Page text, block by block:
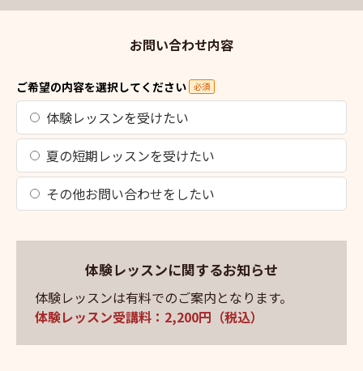
お問い合わせ内容
ご希望の内容を選択してください 必須
体験レッスンを受けたい
夏の短期レッスンを受けたい
その他お問い合わせをしたい
体験レッスンに関するお知らせ
体験レッスンは有料でのご案内となります。
体験レッスン受講料：2,200円（税込）